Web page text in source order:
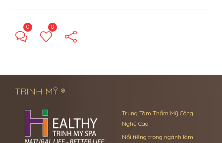
0 0
TRINH MỸ ®
Trung Tâm Thẩm Mỹ Công
Nghệ Cao
Nổi tiếng trong ngành làm